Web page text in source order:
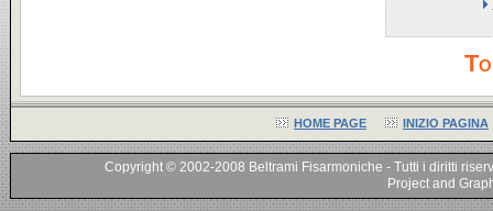
HOME PAGE INIZIO PAGINA
Copyright © 2002-2008 Beltrami Fisarmoniche - Tutti i diritti
Project and